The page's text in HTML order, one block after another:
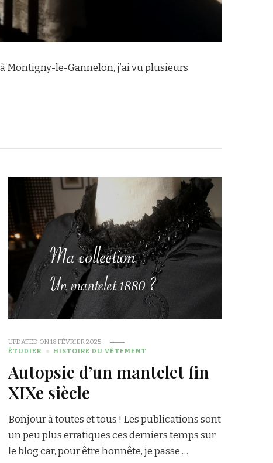
Montigny-le-Gannelon, j’ai vu plusieurs
UPDATED ON18 FÉVRIER 2025
ÉTUDIER
HISTOIRE DU VÊTEMENT
Autopsie d’un mantelet fin
XIXe siècle
Bonjour à toutes et tous ! Les publications sont
un peu plus erratiques ces derniers temps sur
le blog car, pour être honnête, je passe …